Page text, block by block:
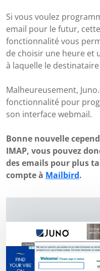
Si vous voulez
email pour le futur, cette
fonctionnalité vous
de choisir une heure et
à laquelle le
Malheureusement,
fonctionnalité pour
son interface webmail.
Bonne nouvelle
IMAP, vous pouvez
des emails pour plus
compte à Mailbird.